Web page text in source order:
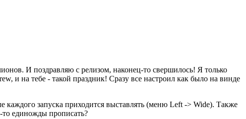
И поздравляю с релизом, наконец-то свершилось! Я только
и на тебе - такой праздник! Сразу все настроил как было на винде
каждого запуска приходится выставлять (меню Left -> Wide). Также
то единожды прописать?